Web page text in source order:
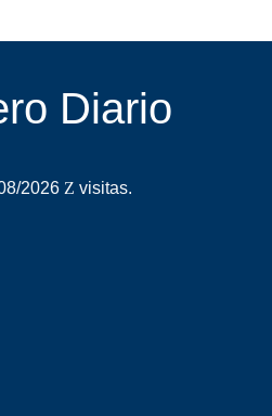
Diario
2026 visitas.